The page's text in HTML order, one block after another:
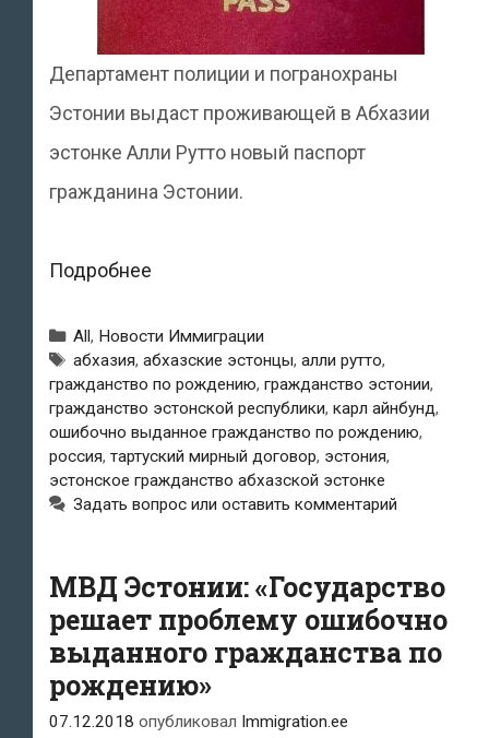
Департамент полиции и погранохраны
Эстонии выдаст проживающей в Абхазии
эстонке Алли Рутто новый паспорт
гражданина Эстонии.
Подробнее
Рутто,
живущая
в
Абхазии,
получит
Эстонской
Республики
Рубрики
All, Новости Иммиграции
Метки
абхазия,абхазские эстонцы,алли рутто,
гражданство по рождению, гражданство эстонии,
гражданство эстонской республики, карл айнбунд,
ошибочно выданное гражданство по рождению,
россия, тартуский мирный договор, эстония,
эстонское гражданство абхазской эстонке
Задать вопрос или оставить комментарий
МВД Эстонии: «Государство
решает проблему ошибочно
выданного гражданства по
рождению»
07.12.2018 опубликовал Immigration.ee